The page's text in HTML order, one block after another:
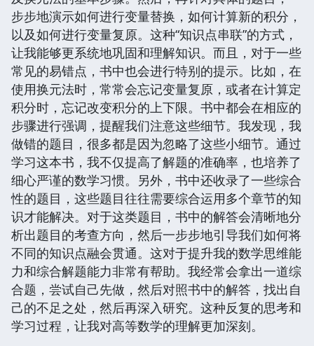
步步地演示如何进行变量替换，如何计算新的积分，
以及如何进行变量复原。这种“知识点串联”的方式，
让我能够更系统地巩固和理解知识。而且，对于一些
常见的易错点，书中也会进行特别的提示。比如，在
使用换元法时，常常会忘记变量复原，或者在计算定
积分时，忘记改变积分的上下限。书中都会在相应的
步骤进行强调，提醒我们注意这些细节。我发现，我
做错的题目，很多都是因为忽略了这些小细节。通过
学习这本书，我不仅提高了解题的准确率，也培养了
细心严谨的数学习惯。另外，书中还收录了一些综合
性的题目，这些题目往往需要综合运用多个章节的知
识才能解决。对于这类题目，书中的解答会清晰地分
析出题目的考查方向，然后一步步地引导我们如何将
不同的知识点融会贯通。这对于提升我的数学思维能
力和综合解题能力非常有帮助。我经常会拿出一道综
合题，尝试自己先做，然后对照书中的解答，找出自
己的不足之处，然后再深入研究。这种反复的思考和
学习过程，让我对高等数学的理解更加深刻。